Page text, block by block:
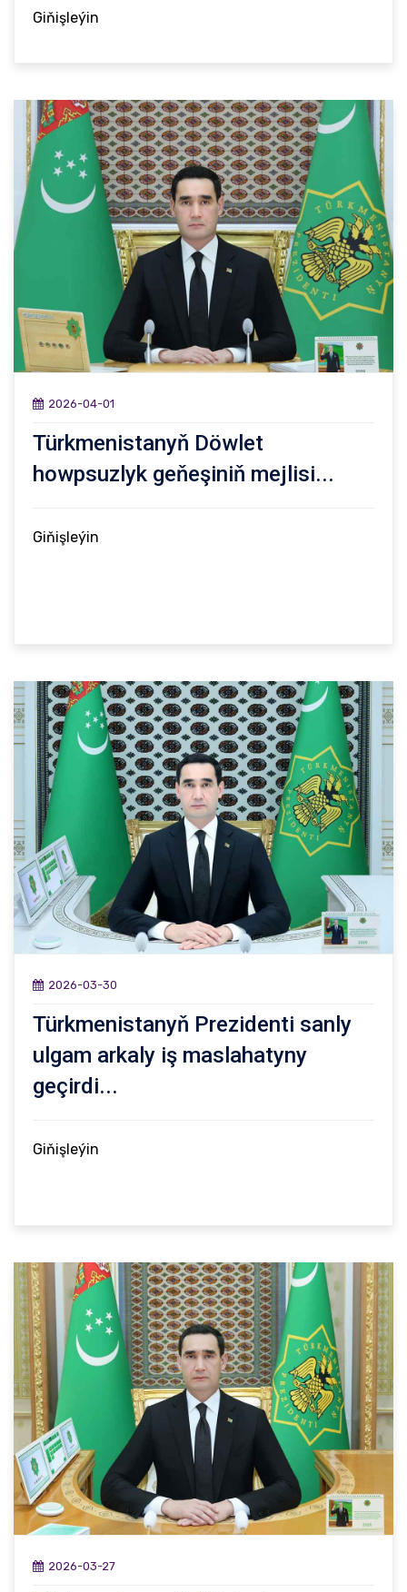
Giňişleýin
2026-04-01
Türkmenistanyň Döwlet
howpsuzlyk geňeşiniň mejlisi...
Giňişleýin
2026-03-30
Türkmenistanyň Prezidenti sanly
ulgam arkaly iş maslahatyny
geçirdi...
Giňişleýin
2026-03-27